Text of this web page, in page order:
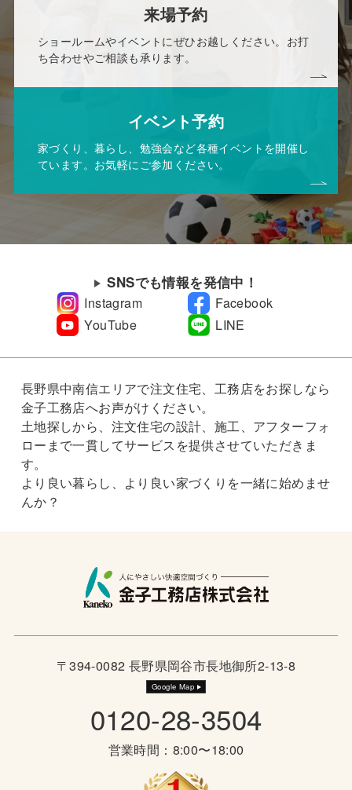
来場予約
ショールームやイベントにぜひお越しください。お打
ち合わせやご相談も承ります。
イベント予約
家づくり、暮らし、勉強会など各種イベントを開催し
ています。お気軽にご参加ください。
SNSでも情報を発信中！
Instagram
Facebook
YouTube
LINE
長野県中南信エリアで注文住宅、工務店をお探しなら
金子工務店へお声がけください。
土地探しから、注文住宅の設計、施工、アフターフォ
ローまで一貫してサービスを提供させていただきま
す。
より良い暮らし、より良い家づくりを一緒に始めませ
んか？
〒394-0082 長野県岡谷市長地御所2-13-8
Google Map
0120-28-3504
営業時間：8:00〜18:00